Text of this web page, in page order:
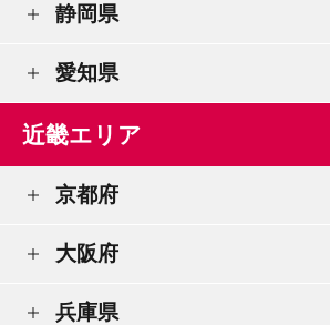
静岡県
愛知県
近畿エリア
京都府
大阪府
兵庫県